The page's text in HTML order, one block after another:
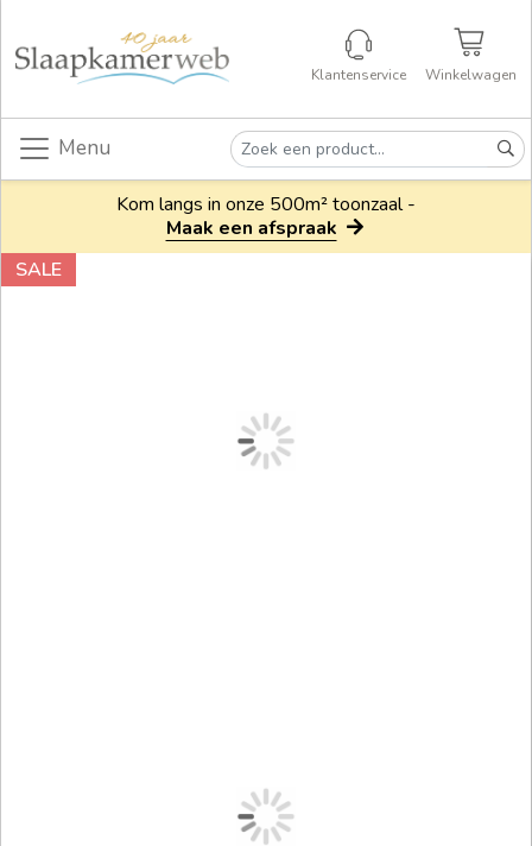
Klantenservice Winkelwagen
Menu
Kom langs in onze 500m² toonzaal -
Maak een afspraak
SALE